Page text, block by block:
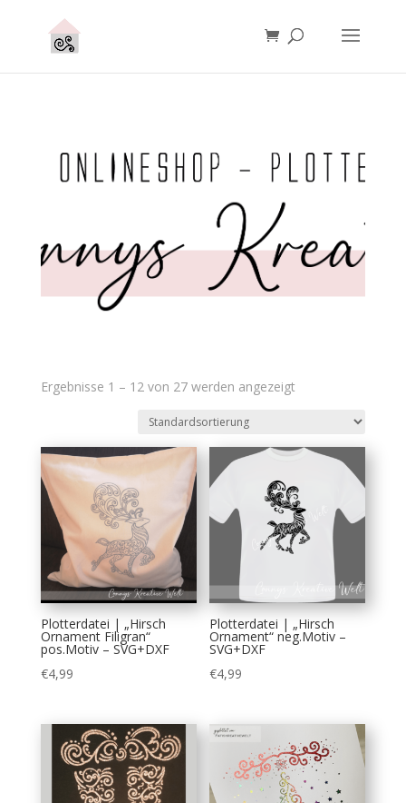
Ergebnisse 1 – 12 von 27 werden angezeigt
Plotterdatei | „Hirsch
Ornament Filigran“
pos.Motiv – SVG+DXF
€4,99
Plotterdatei | „Hirsch
Ornament“ neg.Motiv –
SVG+DXF
€4,99